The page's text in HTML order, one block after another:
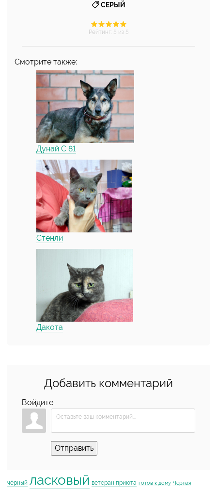
СЕРЫЙ
Рейтинг: 5 из 5
Смотрите также:
Дунай С 81
Стенли
Дакота
Добавить комментарий
Войдите:
Отправить
чёрный ласковый ветеран приюта готов к дому Черная